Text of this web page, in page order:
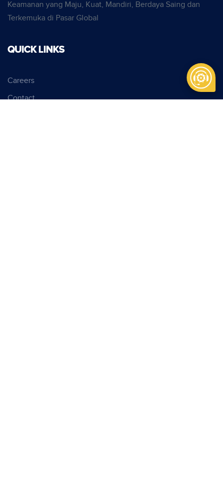
Keamanan yang Maju, Kuat, Mandiri, Berdaya Saing dan
Terkemuka di Pasar Global
QUICK LINKS
Careers
Contact